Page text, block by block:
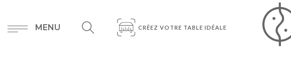
MENU CRÉEZ VOTRE TABLE IDÉALE